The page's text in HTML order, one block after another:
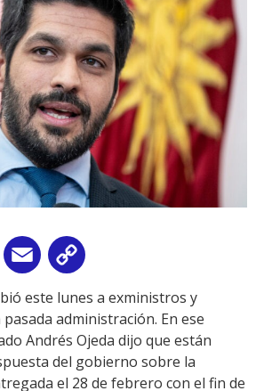
WhatsApp
Email
Link
este lunes a exministros y
administración. En ese
Andrés Ojeda dijo que están
del gobierno sobre la
el 28 de febrero con el fin de